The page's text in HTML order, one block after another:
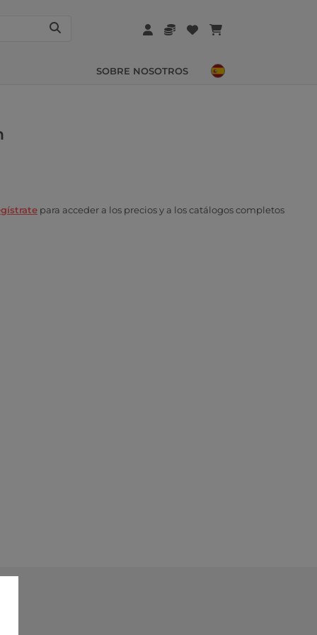
SOBRE NOSOTROS
para acceder a los precios y a los catálogos completos